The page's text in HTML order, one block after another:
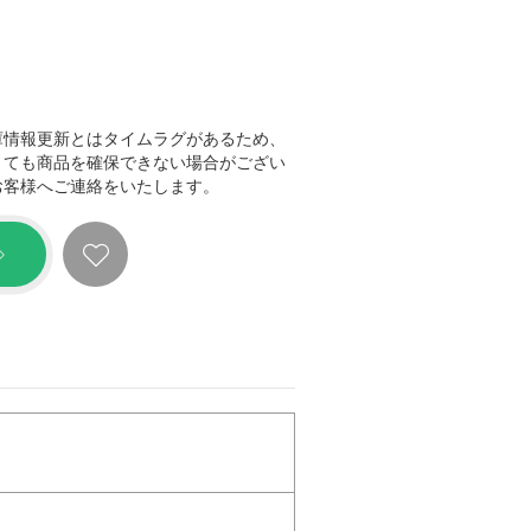
報更新とはタイムラグがあるため、
も商品を確保できない場合がござい
様へご連絡をいたします。